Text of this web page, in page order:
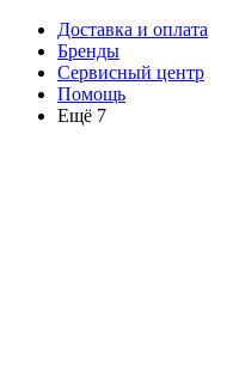
Доставка и оплата
Бренды
Сервисный центр
Помощь
Ещё 7